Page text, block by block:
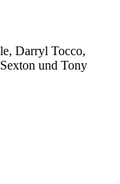
Darryl Tocco,
und Tony